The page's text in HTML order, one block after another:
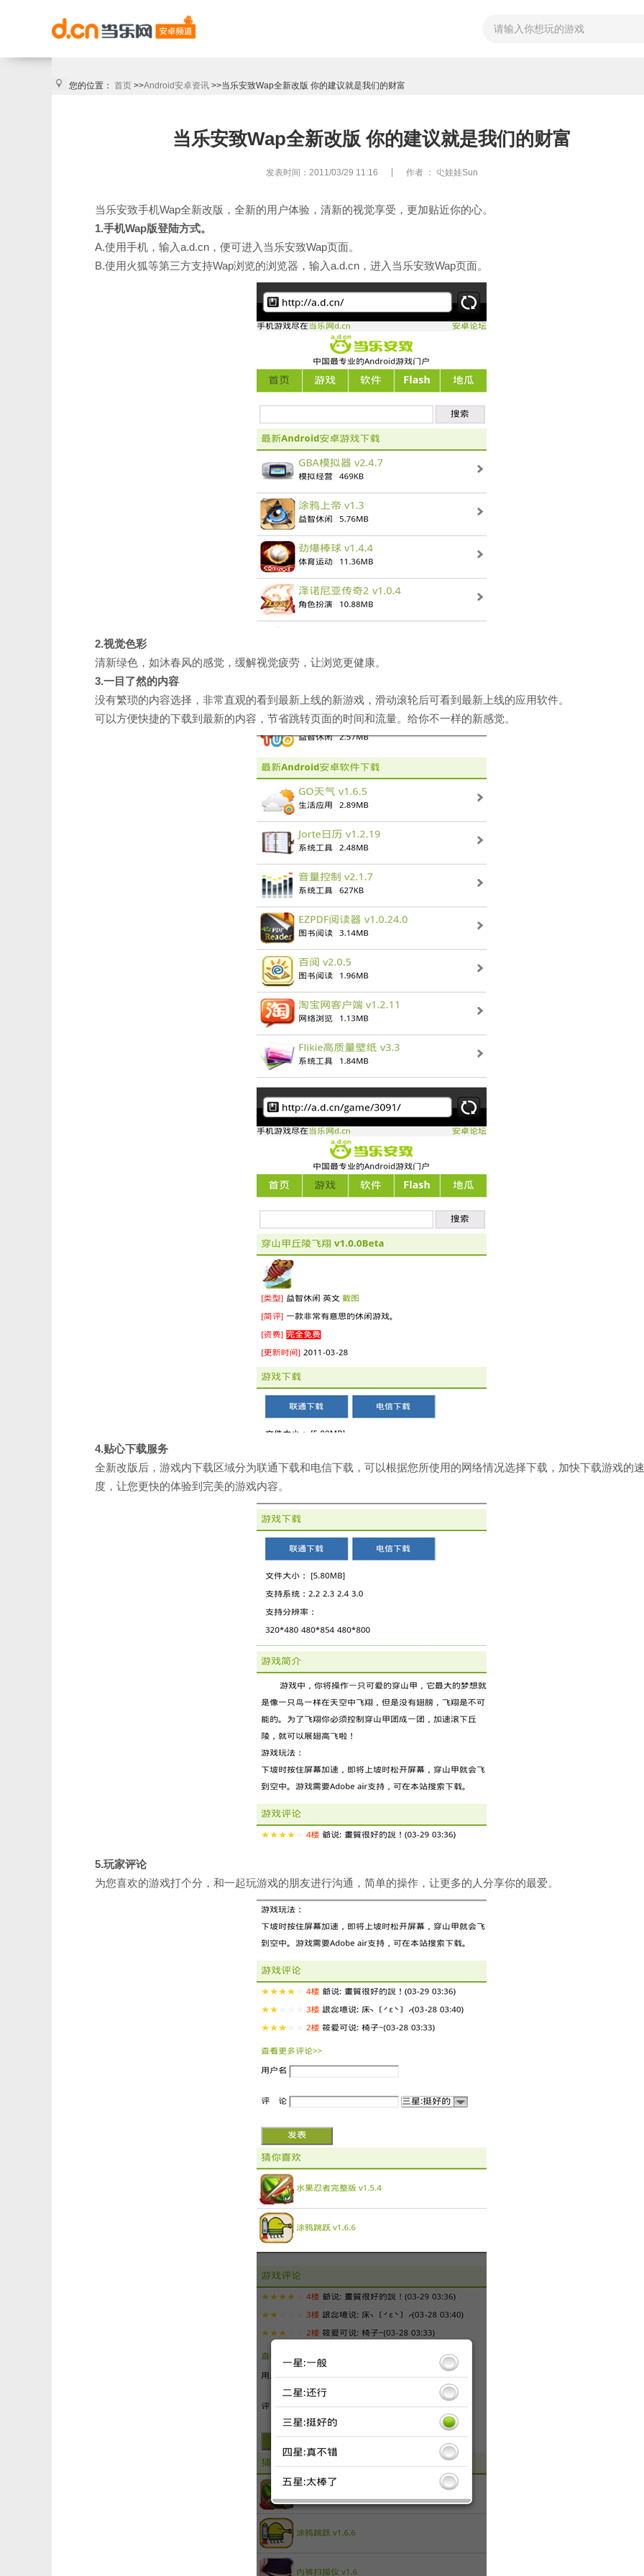
您的位置： 首页 >>Android安卓资讯 >>当乐安致Wap全新改版 你的建议就是我们的财富
当乐安致Wap全新改版 你的建议就是我们的财富
发表时间：2011/03/29 11:16 作者 ： 尐娃娃Sun
当乐安致手机Wap全新改版，全新的用户体验，清新的视觉享受，更加贴近你的心。
1.手机Wap版登陆方式。
A.使用手机，输入a.d.cn，便可进入当乐安致Wap页面。
B.使用火狐等第三方支持Wap浏览的浏览器，输入a.d.cn，进入当乐安致Wap页面。
2.视觉色彩
清新绿色，如沐春风的感觉，缓解视觉疲劳，让浏览更健康。
3.一目了然的内容
没有繁琐的内容选择，非常直观的看到最新上线的新游戏，滑动滚轮后可看到最新上线的应用软件。
可以方便快捷的下载到最新的内容，节省跳转页面的时间和流量。给你不一样的新感觉。
4.贴心下载服务
全新改版后，游戏内下载区域分为联通下载和电信下载，可以根据您所使用的网络情况选择下载，加快下载游戏的速
度，让您更快的体验到完美的游戏内容。
5.玩家评论
为您喜欢的游戏打个分，和一起玩游戏的朋友进行沟通，简单的操作，让更多的人分享你的最爱。